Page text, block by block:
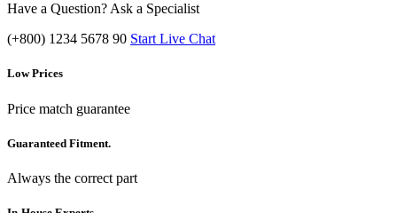
Have a Question? Ask a Specialist
(+800) 1234 5678 90 Start Live Chat
Low Prices
Price match guarantee
Guaranteed Fitment.
Always the correct part